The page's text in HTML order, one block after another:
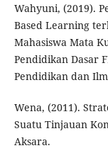
Wahyuni, (2019).
Based Learning
Mahasiswa Mata
Pendidikan Dasar
Pendidikan dan
Wena, (2011).
Suatu Tinjauan
Aksara.